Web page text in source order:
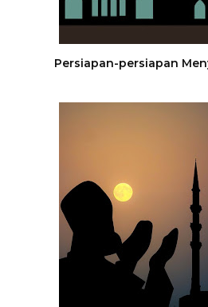
Persiapan-persiapan